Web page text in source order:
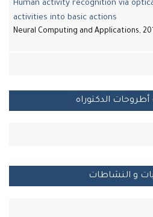
Human activity recognition
activities into basic actions
Neural Computing and
الدكتوراه
النشاطات